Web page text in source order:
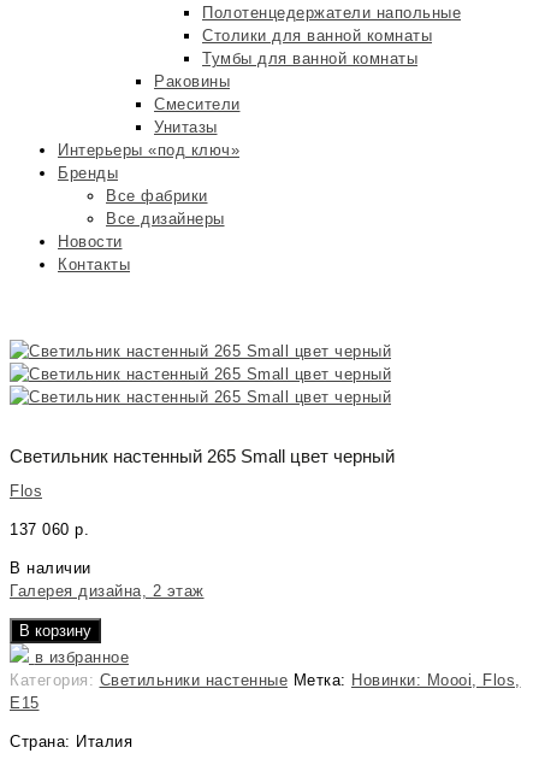
Полотенцедержатели напольные
Столики для ванной комнаты
Тумбы для ванной комнаты
Раковины
Смесители
Унитазы
Интерьеры «под ключ»
Бренды
Все фабрики
Все дизайнеры
Новости
Контакты
Светильник настенный 265 Small цвет черный
Flos
137 060 р.
В наличии
Галерея дизайна, 2 этаж
В корзину
в избранное
Категория: Светильники настенные Метка: Новинки: Moooi, Flos,
E15
Страна: Италия